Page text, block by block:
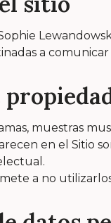
a
muestras
en el Sitio
a no